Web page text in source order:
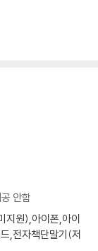
안함
지원),아이폰,아이
,전자책단말기(저